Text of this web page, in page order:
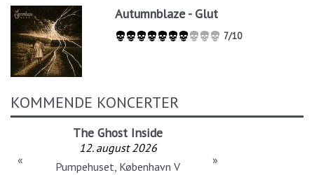
Autumnblaze - Glut
7/10
KOMMENDE KONCERTER
The Ghost Inside
12. august 2026
Pumpehuset, København V
« »